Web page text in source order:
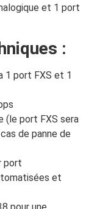
et 1 port
:
1 port FXS et 1
(le port FXS sera
de panne de
port
et